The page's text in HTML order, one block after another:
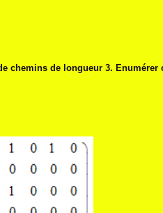
de longueur 3. Enumérer